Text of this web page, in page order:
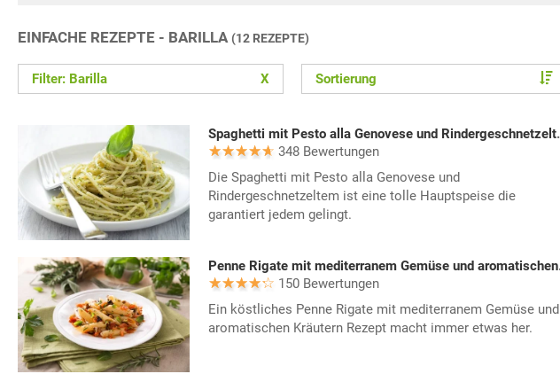
EINFACHE REZEPTE - BARILLA (12 REZEPTE)
Filter: Barilla X Sortierung
Spaghetti mit
348 Bewertungen
Die Spaghetti mit Pesto alla Genovese und
Rindergeschnetzeltem ist eine tolle Hauptspeise die
garantiert jedem gelingt.
Penne
150 Bewertungen
Ein köstliches Penne Rigate mit mediterranem Gemüse und
aromatischen Kräutern Rezept macht immer etwas her.